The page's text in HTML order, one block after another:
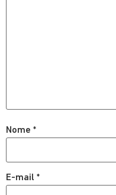
Nome *
E-mail *